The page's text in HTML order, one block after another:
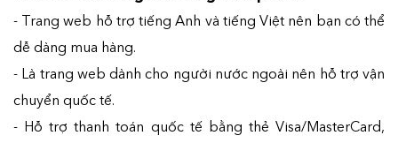
- Trang web hỗ trợ tiếng Anh và tiếng Việt nên bạn có thể
dễ dàng mua hàng.
- Là trang web dành cho người nước ngoài nên hỗ trợ vận
chuyển quốc tế.
- Hỗ trợ thanh toán quốc tế bằng thẻ Visa/MasterCard,